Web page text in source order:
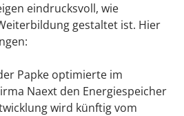
eindrucksvoll, wie
gestaltet ist. Hier
Papke optimierte im
Naext den Energiespeicher
wird künftig vom